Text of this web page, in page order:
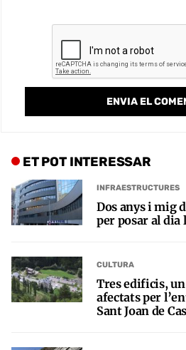
ET POT INTERESSAR
INFRAESTRUCTURES
Dos anys i mig
per posar al dia
CULTURA
Tres edificis,
afectats per
Sant Joan de